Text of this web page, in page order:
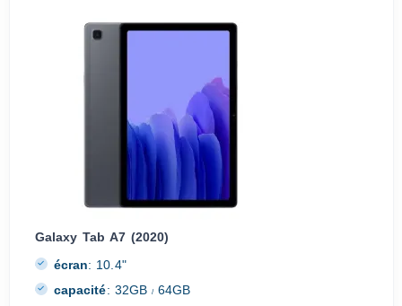
Galaxy Tab A7 (2020)
écran: 10.4"
capacité: 32GB/ 64GB